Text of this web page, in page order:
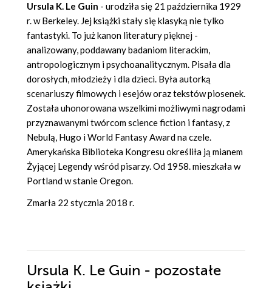
Ursula K. Le Guin - urodziła się 21 października 1929
r. w Berkeley. Jej książki stały się klasyką nie tylko
fantastyki. To już kanon literatury pięknej -
analizowany, poddawany badaniom literackim,
antropologicznym i psychoanalitycznym. Pisała dla
dorosłych, młodzieży i dla dzieci. Była autorką
scenariuszy filmowych i esejów oraz tekstów piosenek.
Została uhonorowana wszelkimi możliwymi nagrodami
przyznawanymi twórcom science fiction i fantasy, z
Nebulą, Hugo i World Fantasy Award na czele.
Amerykańska Biblioteka Kongresu określiła ją mianem
Żyjącej Legendy wśród pisarzy. Od 1958. mieszkała w
Portland w stanie Oregon.
Zmarła 22 stycznia 2018 r.
Ursula K. Le Guin - pozostałe